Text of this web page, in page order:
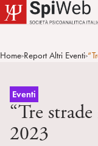
Home>Report Altri Eventi>
Eventi
“Tre
2023